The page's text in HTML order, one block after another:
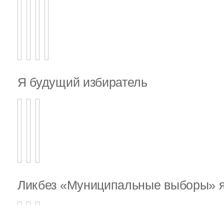
Я будущий избиратель
Ликбез «Муниципальные выборы»